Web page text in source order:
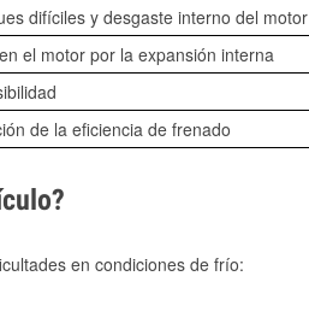
difíciles y desgaste interno del motor
el motor por la expansión interna
de la eficiencia de frenado
en condiciones de frío: